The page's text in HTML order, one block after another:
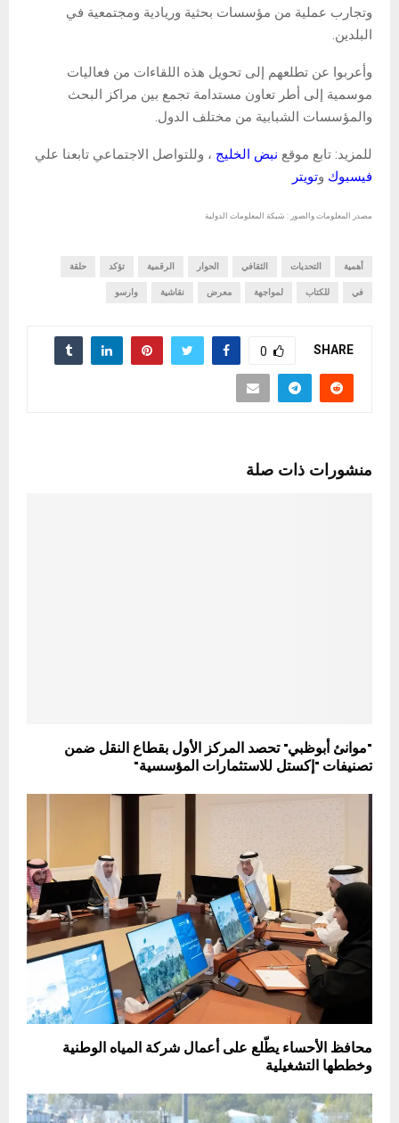
وتجارب عملية من مؤسسات بحثية وريادية ومجتمعية في
البلدين.
وأعربوا عن تطلعهم إلى تحويل هذه اللقاءات من فعاليات
موسمية إلى أطر تعاون مستدامة تجمع بين مراكز البحث
والمؤسسات الشبابية من مختلف الدول.
للمزيد: تابع موقع نبض الخليج ، وللتواصل الاجتماعي تابعنا علي
فيسبوك وتويتر
مصدر المعلومات والصور : شبكة المعلومات الدولية
أهمية التحديات الثقافي الحوار الرقمية تؤكد حلقة
في للكتاب لمواجهة معرض نقاشية وارسو
SHARE
0
منشورات ذات صلة
"موانئ أبوظبي" تحصد المركز الأول بقطاع النقل ضمن
تصنيفات "إكستل للاستثمارات المؤسسية"
محافظ الأحساء يطّلع على أعمال شركة المياه الوطنية
وخططها التشغيلية